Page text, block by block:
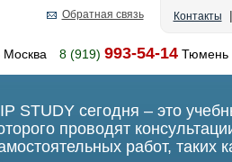
Контакты |
Обратная связь
Москва 8 (919) 993-54-14Тюмень
STUDY сегодня – это
проводят
работ, таких